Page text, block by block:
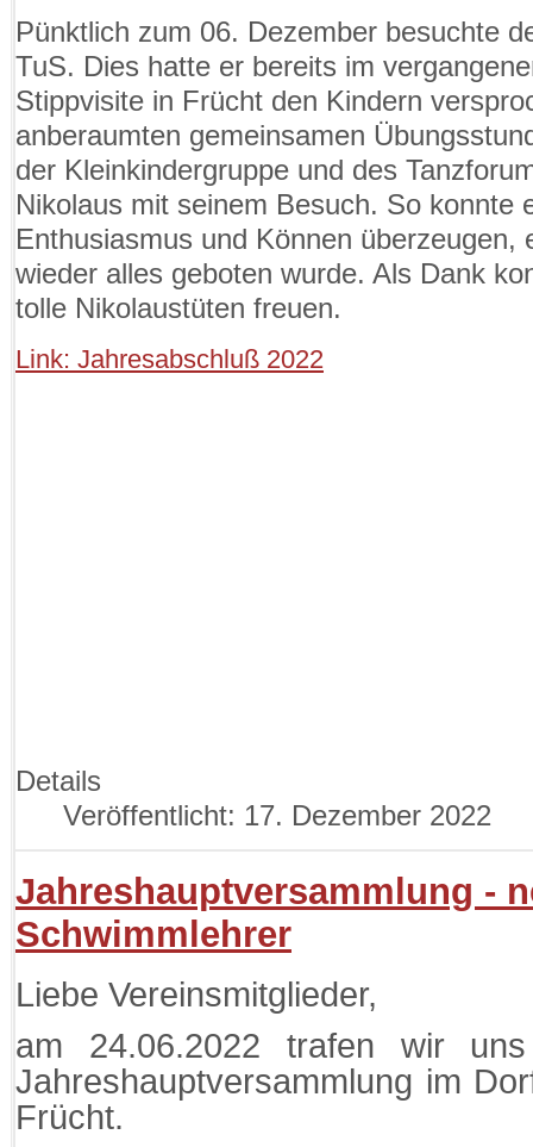
Pünktlich zum 06. Dezember besuchte
TuS. Dies hatte er bereits im
Stippvisite in Frücht den Kindern
anberaumten gemeinsamen
der Kleinkindergruppe und des
Nikolaus mit seinem Besuch. So konnte
Enthusiasmus und Können
wieder alles geboten wurde. Als Dank
tolle Nikolaustüten freuen.
Link: Jahresabschluß 2022
Details
Veröffentlicht: 17. Dezember 2022
Jahreshauptversammlung -
Schwimmlehrer
Liebe Vereinsmitglieder,
am 24.06.2022 trafen wir
Jahreshauptversammlung im
Frücht.